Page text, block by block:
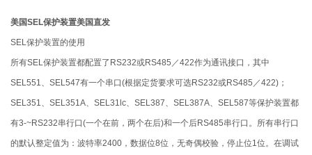
美国SEL保护装置美国直发
SEL保护装置的使用
所有SEL保护装置都配置了RS232或RS485／422作为通讯接口，其中
SEL551、SEL547有一个串口(根据定货要求可选RS232或RS485／422)；
SEL351、SEL351A、SEL31lc、SEL387、SEL387A、SEL587等保护装置都
有3-~RS232串行口(一个在前，两个在后)和一个后RS485串行口。所有串行口
的默认整定值为：波特率2400，数据位8位，无奇偶校验，停止位1位。在调试